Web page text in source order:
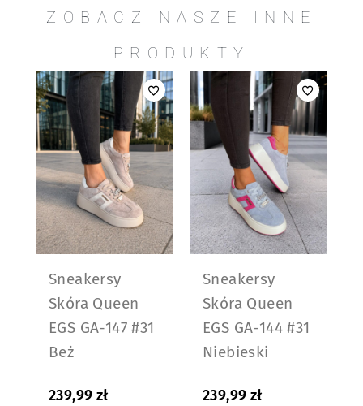
ZOBACZ NASZE INNE
PRODUKTY
Sneakersy
Skóra Queen
EGS GA-147 #31
Beż
239,99 zł
Sneakersy
Skóra Queen
EGS GA-144 #31
Niebieski
239,99 zł